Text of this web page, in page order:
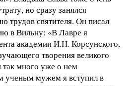
но сразу занялся
трудов святителя. Он писал
в Вильну: «В Лавре я
академии И.Н. Корсунского,
творения великого
так много уже о нем
ученым мужем я вступил в